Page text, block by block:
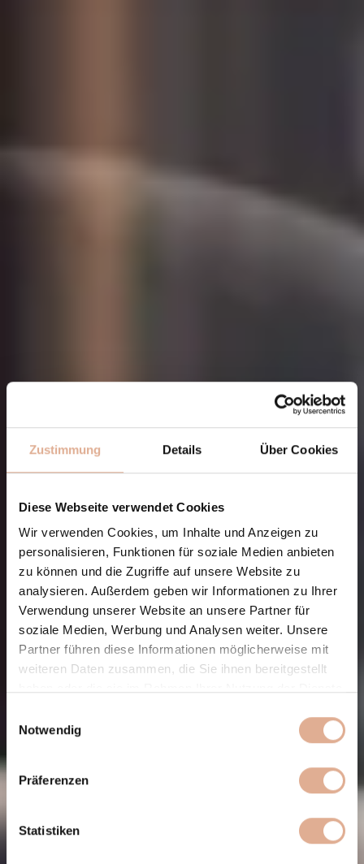
Zustimmung Details Über Cookies
Diese Webseite verwendet Cookies
Wir verwenden Cookies, um Inhalte und Anzeigen zu
personalisieren, Funktionen für soziale Medien anbieten
zu können und die Zugriffe auf unsere Website zu
analysieren. Außerdem geben wir Informationen zu Ihrer
Verwendung unserer Website an unsere Partner für
soziale Medien, Werbung und Analysen weiter. Unsere
Partner führen diese Informationen möglicherweise mit
weiteren Daten zusammen, die Sie ihnen bereitgestellt
Notwendig
Präferenzen
Statistiken